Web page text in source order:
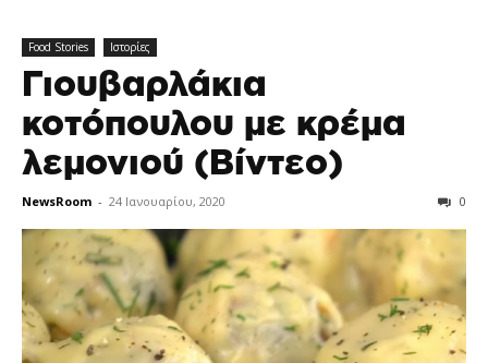
Food Stories Ιστορίες
Γιουβαρλάκια
κοτόπουλου με κρέμα
λεμονιού (Βίντεο)
NewsRoom - 24 Ιανουαρίου, 2020 0